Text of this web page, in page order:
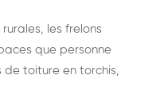
les frelons
que personne
de toiture en torchis,